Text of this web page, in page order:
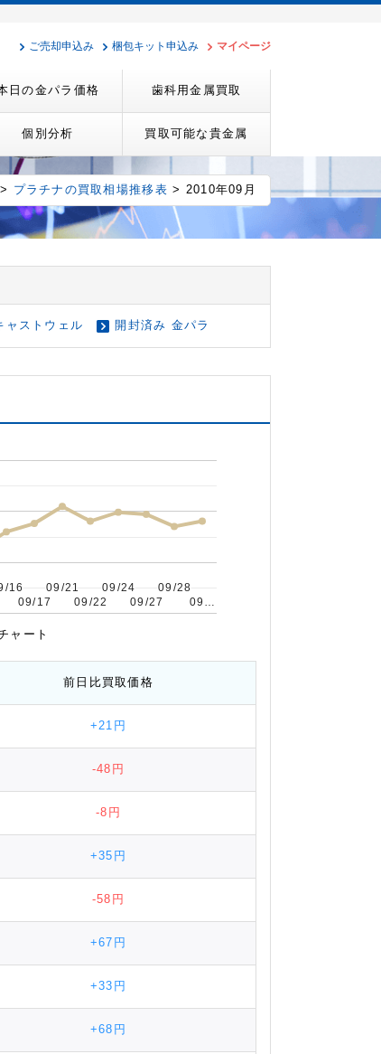
ご売却申込み 梱包キット申込み マイページ
日の金パラ価格 歯科用金属買取
個別分析 買取可能な貴金属
> プラチナの買取相場推移表 > 2010年09月
ャストウェル 開封済み 金パラ
16
16
09/17
09/17
09/21
09/21
09/22
09/22
09/24
09/24
09/27
09/27
09/28
09/28
09…
09…
ャート
前日比買取価格
+21円
-48円
-8円
+35円
-58円
+67円
+33円
+68円